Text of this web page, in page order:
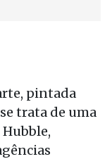
pintada
trata de uma